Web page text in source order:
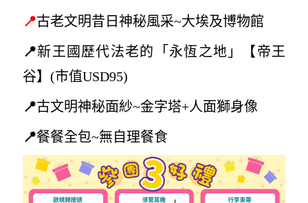
📍古老文明昔日神秘風采~大埃及博物館
📍新王國歷代法老的「永恆之地」【帝王
谷】(市值USD95)
📍古文明神秘面紗~金字塔+人面獅身像
📍餐餐全包~無自理餐食